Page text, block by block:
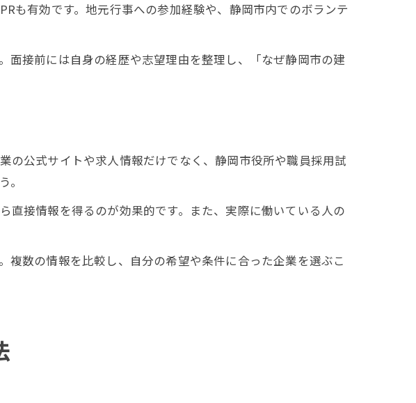
も有効です。地元行事への参加経験や、静岡市内でのボランテ
面接前には自身の経歴や志望理由を整理し、「なぜ静岡市の建
の公式サイトや求人情報だけでなく、静岡市役所や職員採用試
接情報を得るのが効果的です。また、実際に働いている人の
数の情報を比較し、自分の希望や条件に合った企業を選ぶこ